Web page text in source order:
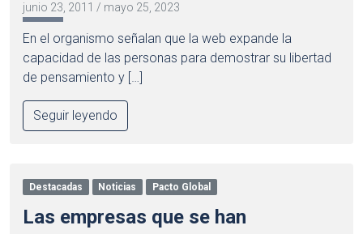
junio 23, 2011 / mayo 25, 2023
En el organismo señalan que la web expande la
capacidad de las personas para demostrar su libertad
de pensamiento y […]
Seguir leyendo
Destacadas Noticias Pacto Global
Las empresas que se han